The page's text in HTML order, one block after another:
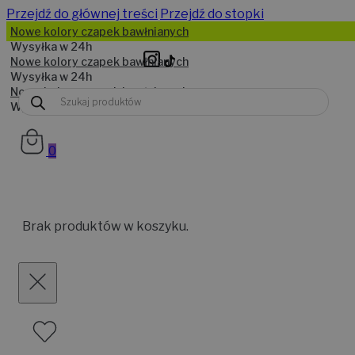
Przejdź do głównej treści Przejdź do stopki
Wyszukiwarka
produktów
0
Brak produktów w koszyku.